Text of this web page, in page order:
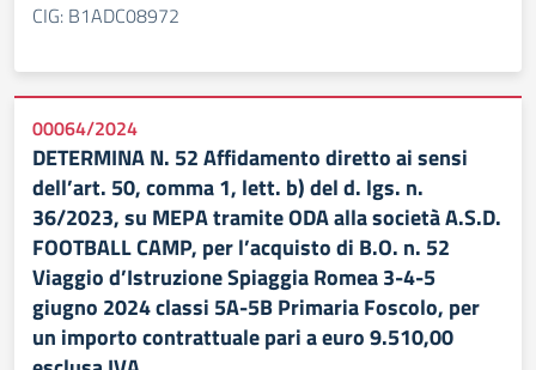
CIG: B1ADC08972
00064/2024
DETERMINA N. 52 Affidamento diretto ai sensi
dell’art. 50, comma 1, lett. b) del d. lgs. n.
36/2023, su MEPA tramite ODA alla società A.S.D.
FOOTBALL CAMP, per l’acquisto di B.O. n. 52
Viaggio d’Istruzione Spiaggia Romea 3-4-5
giugno 2024 classi 5A-5B Primaria Foscolo, per
un importo contrattuale pari a euro 9.510,00